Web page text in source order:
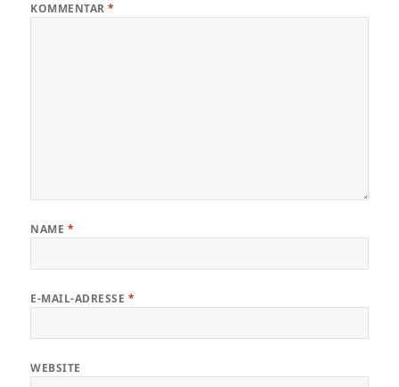
KOMMENTAR*
NAME *
E-MAIL-ADRESSE *
WEBSITE